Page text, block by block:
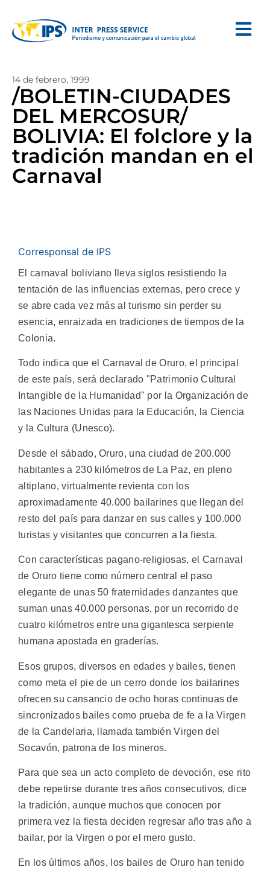
14 de febrero, 1999
/BOLETIN-CIUDADES
DEL MERCOSUR/
BOLIVIA: El folclore y la
tradición mandan en el
Carnaval
Corresponsal de IPS
El carnaval boliviano lleva siglos resistiendo la
tentación de las influencias externas, pero crece y
se abre cada vez más al turismo sin perder su
esencia, enraizada en tradiciones de tiempos de la
Colonia.
Todo indica que el Carnaval de Oruro, el principal
de este país, será declarado "Patrimonio Cultural
Intangible de la Humanidad" por la Organización de
las Naciones Unidas para la Educación, la Ciencia
y la Cultura (Unesco).
Desde el sábado, Oruro, una ciudad de 200.000
habitantes a 230 kilómetros de La Paz, en pleno
altiplano, virtualmente revienta con los
aproximadamente 40.000 bailarines que llegan del
resto del país para danzar en sus calles y 100.000
turistas y visitantes que concurren a la fiesta.
Con características pagano-religiosas, el Carnaval
de Oruro tiene como número central el paso
elegante de unas 50 fraternidades danzantes que
suman unas 40.000 personas, por un recorrido de
cuatro kilómetros entre una gigantesca serpiente
humana apostada en graderías.
Esos grupos, diversos en edades y bailes, tienen
como meta el pie de un cerro donde los bailarines
ofrecen su cansancio de ocho horas continuas de
sincronizados bailes como prueba de fe a la Virgen
de la Candelaria, llamada también Virgen del
Socavón, patrona de los mineros.
Para que sea un acto completo de devoción, ese rito
debe repetirse durante tres años consecutivos, dice
la tradición, aunque muchos que conocen por
primera vez la fiesta deciden regresar año tras año a
bailar, por la Virgen o por el mero gusto.
En los últimos años, los bailes de Oruro han tenido